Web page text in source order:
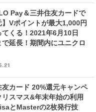
Pay＆三井住友カードで
】Vポイントが最大1,000円
てくる！2021年6月10日
で延長！期間内にユニクロ
友カード 20%還元キャンペ
リスマス&年末年始の利用
とMasterの2枚発行技